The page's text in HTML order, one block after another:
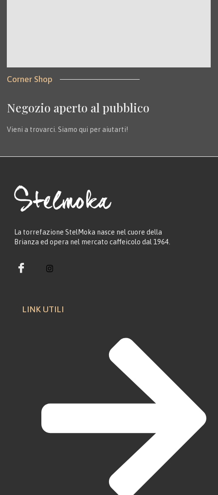
Corner Shop
Negozio aperto al pubblico
Vieni a trovarci. Siamo qui per aiutarti!
La torrefazione StelMoka nasce nel cuore della
Brianza ed opera nel mercato caffeicolo dal 1964.
LINK UTILI